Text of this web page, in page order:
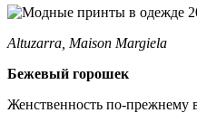
Altuzarra, Maison Margiela
Бежевый горошек
Женственность по-прежнему